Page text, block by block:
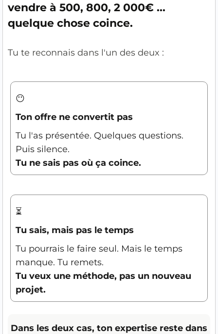
vendre à 500, 800, 2 000€ ...
quelque chose coince.
Tu te reconnais dans l'un des deux :
😶
Ton offre ne convertit pas
Tu l'as présentée. Quelques questions.
Puis silence.
Tu ne sais pas où ça coince.
⏳
Tu sais, mais pas le temps
Tu pourrais le faire seul. Mais le temps
manque. Tu remets.
Tu veux une méthode, pas un nouveau
projet.
Dans les deux cas, ton expertise reste dans